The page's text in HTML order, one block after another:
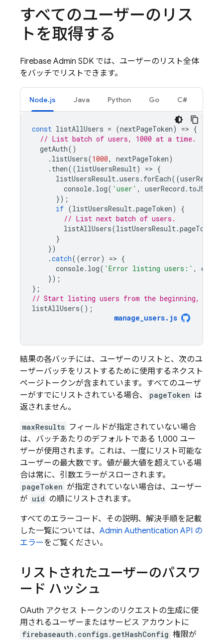
すべてのユーザーのリス
トを取得する
Firebase Admin SDK では、ユーザーのリスト全体
をバッチでリストできます。
Node.js Java Python Go C#
const listAllUsers = (nextPageToken) => {
// List batch of users, 1000 at a time.
getAuth()
. listUsers(1000, nextPageToken)
. then((listUsersResult) => {
listUsersResult.users . forEach((userRecord
console. log( 'user' , userRecord . toJSON
});
if (listUsersResult.pageToken)
{
// List next batch of users.
listAllUsers(listUsersResult.pageToken
}
})
.catch((error) => {
console. log( 'Error listing users:' , error
});
};
// Start listing users from the beginning,
listAllUsers();
manage_users. js
結果の各バッチには、ユーザーのリストと、次のユ
ーザーバッチをリストするために使用するネクスト
ページトークンが含まれています。すべてのユーザ
ーがすでにリストされている場合、
pageToken は
返されません。
maxResults フィールドが指定されていない場合
は、バッチあたりのデフォルトである 1,000 ユー
ザーが使用されます。これは、一度にリスト可能な
ユーザーの最大数です。値が最大値を超えている場
合は常に、引数エラーがスローされます。
pageToken が指定されていない場合は、ユーザー
が uid の順にリストされます。
すべてのエラーコード、その説明、解決手順を記載
した一覧については、 Admin Authentication API の
エラーをご覧ください。
リストされたユーザーのパスワ
ード ハッシュ
OAuth アクセス トークンのリクエストの生成に使
用されるユーザーまたはサービス アカウントに
firebaseauth.configs.getHashConfig 権限が